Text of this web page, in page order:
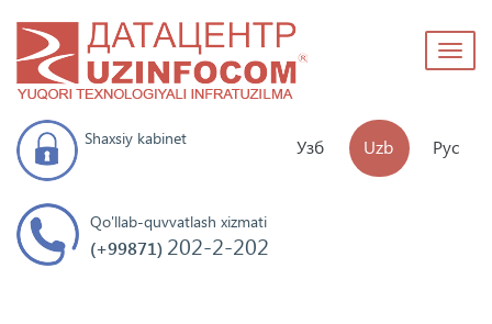
Узб Uzb Рус
Shaxsiy kabinet
Qo'llab-quvvatlash xizmati
(+99871) 202-2-202